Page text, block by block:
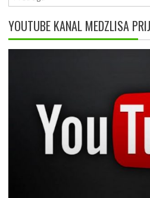
YOUTUBE KANAL MEDZLISA